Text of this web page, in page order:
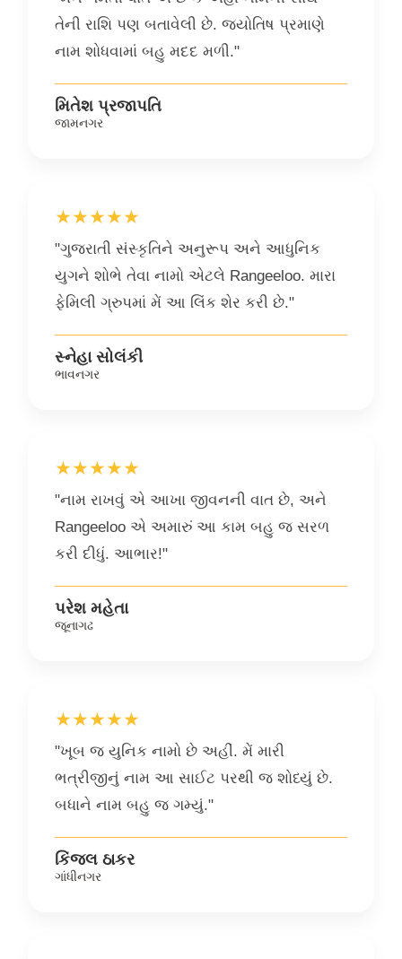
તેની રાશિ પણ બતાવેલી છે. જ્યોતિષ પ્રમાણે
નામ શોધવામાં બહુ મદદ મળી."
મિતેશ પ્રજાપતિ
જામનગર
★★★★★
"ગુજરાતી સંસ્કૃતિને અનુરૂપ અને આધુનિક
યુગને શોભે તેવા નામો એટલે Rangeeloo. મારા
ફેમિલી ગ્રુપમાં મેં આ લિંક શેર કરી છે."
સ્નેહા સોલંકી
ભાવનગર
★★★★★
"નામ રાખવું એ આખા જીવનની વાત છે, અને
Rangeeloo એ અમારું આ કામ બહુ જ સરળ
કરી દીધું. આભાર!"
પરેશ મહેતા
જૂનાગઢ
★★★★★
"ખૂબ જ યુનિક નામો છે અહીં. મેં મારી
ભત્રીજીનું નામ આ સાઈટ પરથી જ શોધ્યું છે.
બધાને નામ બહુ જ ગમ્યું."
કિંજલ ઠાકર
ગાંધીનગર